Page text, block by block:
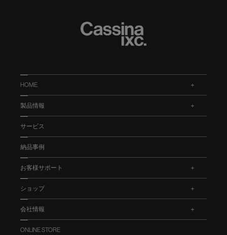
HOME
製品情報
サービス
納品事例
お客様サポート
ショップ
会社情報
ONLINE STORE